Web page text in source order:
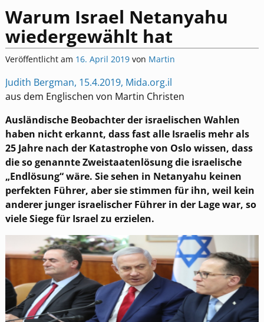
Warum Israel Netanyahu
wiedergewählt hat
Veröffentlicht am 16. April 2019 von Martin
Judith Bergman, 15.4.2019, Mida.org.il
aus dem Englischen von Martin Christen
Ausländische Beobachter der israelischen Wahlen
haben nicht erkannt, dass fast alle Israelis mehr als
25 Jahre nach der Katastrophe von Oslo wissen, dass
die so genannte Zweistaatenlösung die israelische
„Endlösung“ wäre. Sie sehen in Netanyahu keinen
perfekten Führer, aber sie stimmen für ihn, weil kein
anderer junger israelischer Führer in der Lage war, so
viele Siege für Israel zu erzielen.